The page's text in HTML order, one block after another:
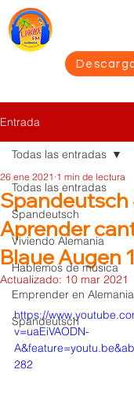
Entrada
Todas las entradas
Spandeutsch
Viviendo Alemania
Hablemos de música
Emprender en Alemania
Spandeutsch
Todas las entradas
Spandeutsch
Aprender
Blaue Augen
26 ene 2021 1 min de lectura
Actualizado: 10 mar 2021
https://
v=uaEiVAODN-
282